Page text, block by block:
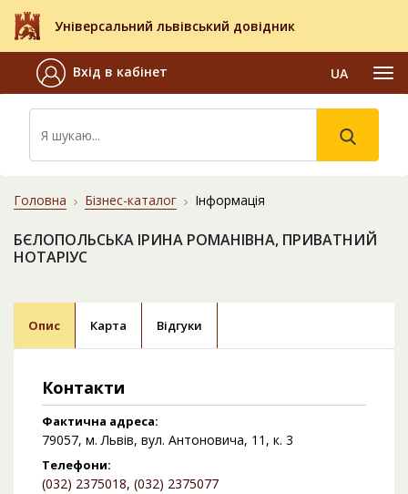
Універсальний львівський довідник
Вхід в кабінет UA
Головна Бізнес-каталог Інформація
БЄЛОПОЛЬСЬКА ІРИНА РОМАНІВНА, ПРИВАТНИЙ
НОТАРІУС
Опис Карта Відгуки
Контакти
Фактична адреса:
79057, м. Львів, вул. Антоновича, 11, к. 3
Телефони:
(032) 2375018, (032) 2375077